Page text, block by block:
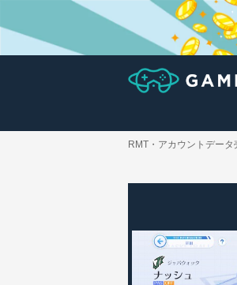
RMT・アカウントデータ